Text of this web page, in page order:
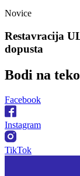
Novice
Restavracija
dopusta
Bodi na
Facebook
Instagram
TikTok